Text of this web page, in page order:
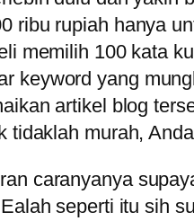
ribu rupiah hanya
memilih 100 kata
keyword yang
artikel blog
tidaklah murah,
caranyanya
seperti itu sih